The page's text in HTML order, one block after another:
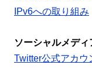
IPv6への取り組み
ソーシャルメディ
Twitter公式アカウ